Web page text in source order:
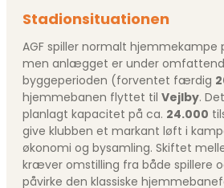
Stadionsituationen
AGF spiller normalt hjemmekampe
men anlægget er under
byggeperioden (forventet færdig
hjemmebanen flyttet til Vejlby.
planlagt kapacitet på ca. 24.000
give klubben et markant løft i
økonomi og bysamling. Skiftet
kræver omstilling fra både spillere
påvirke den klassiske